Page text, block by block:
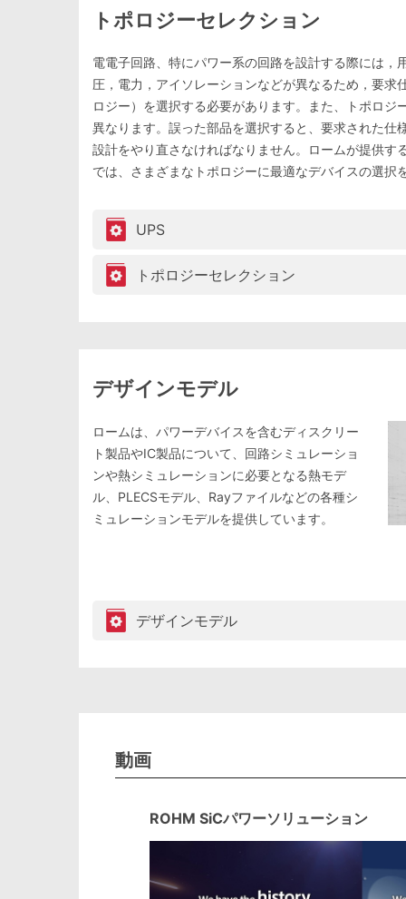
トポロジーセレクション
電電子回路、特にパワー系の回路を設計する際には，
圧，電力，アイソレーションなどが異なるため，要求
ロジー）を選択する必要があります。また、トポロジ
異なります。誤った部品を選択すると、要求された仕
設計をやり直さなければなりません。ロームが提供す
では、さまざまなトポロジーに最適なデバイスの選択
UPS
トポロジーセレクション
デザインモデル
ロームは、パワーデバイスを含むディスクリー
ト製品やIC製品について、回路シミュレーショ
ンや熱シミュレーションに必要となる熱モデ
ル、PLECSモデル、Rayファイルなどの各種シ
ミュレーションモデルを提供しています。
デザインモデル
動画
ROHM SiCパワーソリューション